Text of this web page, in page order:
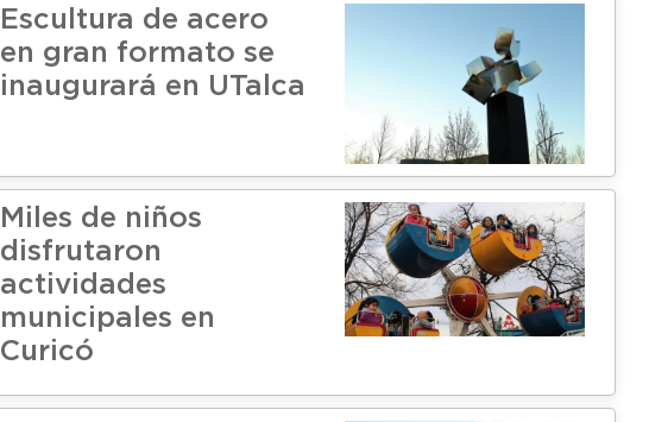
Escultura de acero
en gran formato se
inaugurará en UTalca
Miles de niños
disfrutaron
actividades
municipales en
Curicó